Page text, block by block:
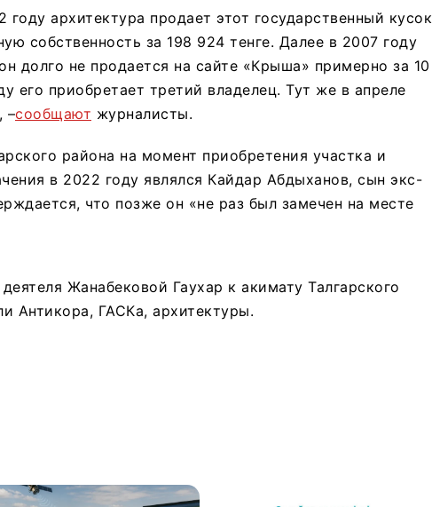
архитектура продает этот государственный кусок
собственность за 198 924 тенге. Далее в 2007 году
долго не продается на сайте «Крыша» примерно за 10
его приобретает третий владелец. Тут же в апреле
–сообщают журналисты.
района на момент приобретения участка и
в 2022 году являлся Кайдар Абдыханов, сын экс-
что позже он «не раз был замечен на месте
Жанабековой Гаухар к акимату Талгарского
Антикора, ГАСКа, архитектуры.